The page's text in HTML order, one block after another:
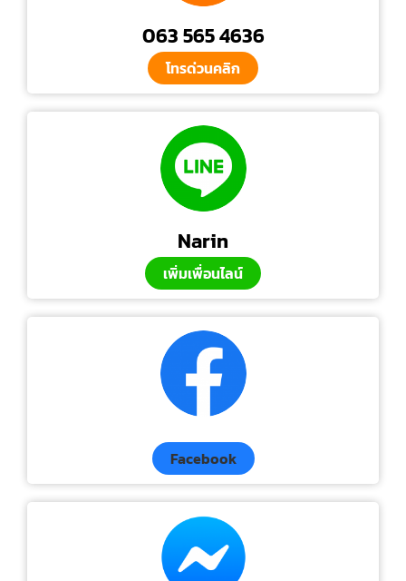
063 565 4636
โทรด่วนคลิก
Narin
เพิ่มเพื่อนไลน์
Facebook